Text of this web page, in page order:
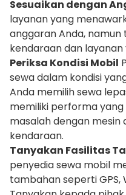
Sesuaikan dengan
layanan yang
anggaran Anda,
kendaraan dan layanan
Periksa Kondisi Mobil
sewa dalam kondisi
Anda memilih sewa
memiliki performa
masalah dengan mesin
kendaraan.
Tanyakan Fasilitas
penyedia sewa mobil
tambahan seperti GPS,